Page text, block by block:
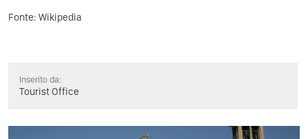
Fonte: Wikipedia
Inserito da:
Tourist Office